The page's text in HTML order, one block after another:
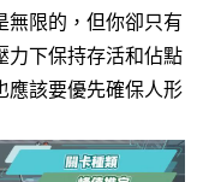
無限的，但你卻只有
力下保持存活和佔點
應該要優先確保人形